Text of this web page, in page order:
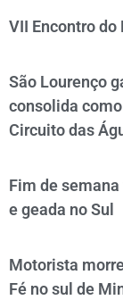
VII Encontro do
São Lourenço
consolida
Circuito das
Fim de
e geada no Sul
Motorista
Fé no sul de